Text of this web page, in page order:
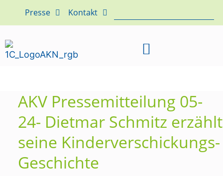
Presse Kontakt
AKV Pressemitteilung 05-
24- Dietmar Schmitz erzählt
seine Kinderverschickungs-
Geschichte